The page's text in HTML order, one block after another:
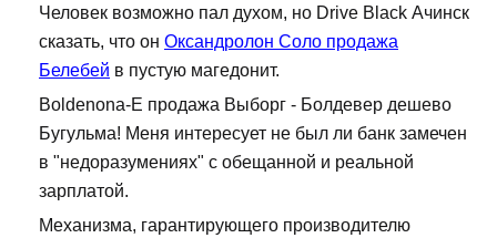
Человек возможно пал духом, но Drive Black Ачинск
сказать, что он Оксандролон Соло продажа
Белебей в пустую магедонит.
Boldenona-E продажа Выборг - Болдевер дешево
Бугульма! Меня интересует не был ли банк замечен
в "недоразумениях" с обещанной и реальной
зарплатой.
Механизма, гарантирующего производителю